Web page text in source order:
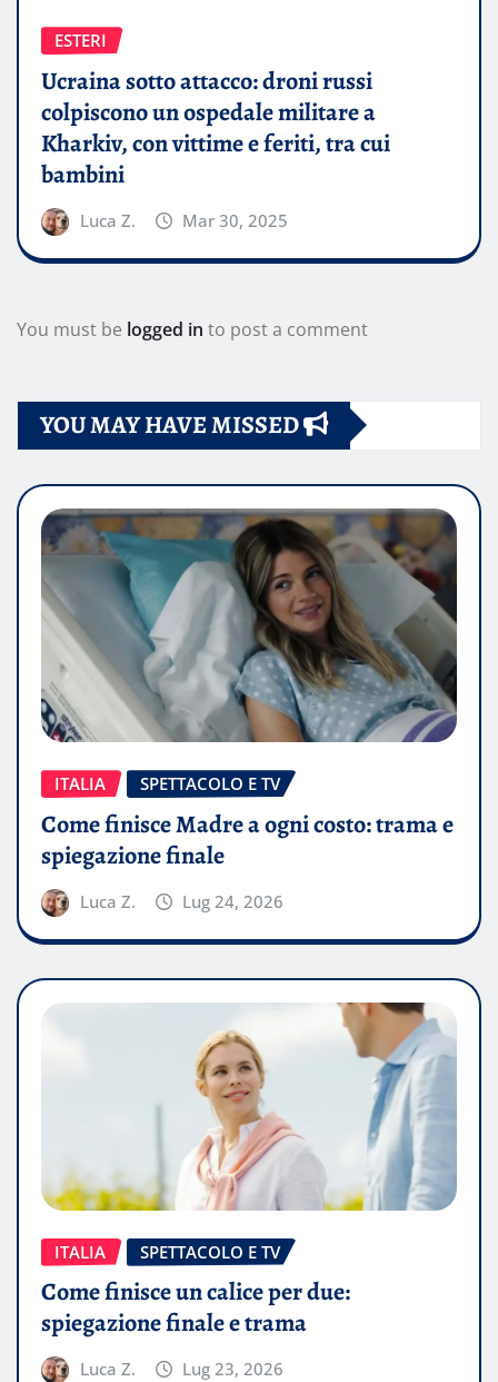
ESTERI
Ucraina sotto attacco: droni russi
colpiscono un ospedale militare a
Kharkiv, con vittime e feriti, tra cui
bambini
Luca Z. Mar 30, 2025
You must be logged in to post a comment
YOU MAY HAVE MISSED
ITALIA SPETTACOLO E TV
Come finisce Madre a ogni costo: trama e
spiegazione finale
Luca Z. Lug 24, 2026
ITALIA SPETTACOLO E TV
Come finisce un calice per due:
spiegazione finale e trama
Luca Z. Lug 23, 2026